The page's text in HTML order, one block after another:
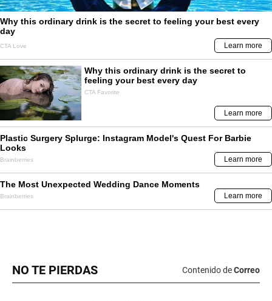
NO TE PIERDAS Contenido deCorreo